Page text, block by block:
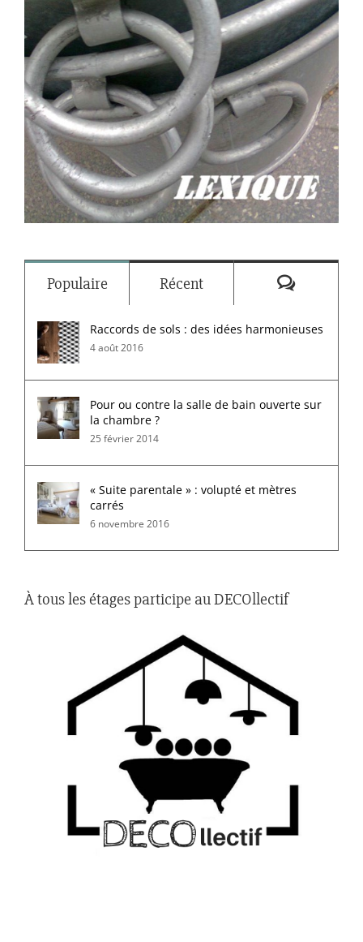
Populaire Récent
Raccords de sols : des idées harmonieuses
4 août 2016
Pour ou contre la salle de bain ouverte sur
la chambre ?
25 février 2014
« Suite parentale » : volupté et mètres
carrés
6 novembre 2016
À tous les étages participe au DECOllectif